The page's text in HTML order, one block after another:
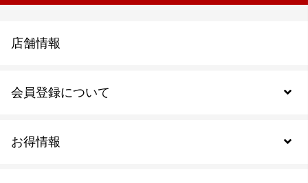
お得情報
会員登録について
店舗情報